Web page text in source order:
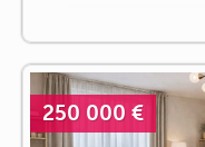
250 000 €